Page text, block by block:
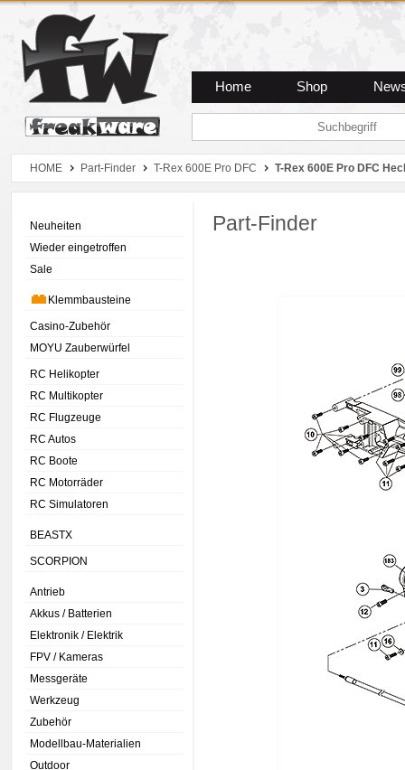
Zum Hauptmenue
Zum Seiteninhalt
Zum Warenkob
Home Shop
HOME Part-Finder T-Rex 600E Pro DFC T-Rex 600E Pro DFC
Neuheiten
Wieder eingetroffen
Sale
Klemmbausteine
Casino-Zubehör
MOYU Zauberwürfel
RC Helikopter
RC Multikopter
RC Flugzeuge
RC Autos
RC Boote
RC Motorräder
RC Simulatoren
BEASTX
SCORPION
Antrieb
Akkus / Batterien
Elektronik / Elektrik
FPV / Kameras
Messgeräte
Werkzeug
Zubehör
Modellbau-Materialien
Outdoor
Part-Finder